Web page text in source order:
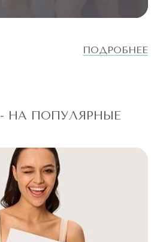
ПОДРОБНЕЕ
- НА ПОПУЛЯРНЫЕ